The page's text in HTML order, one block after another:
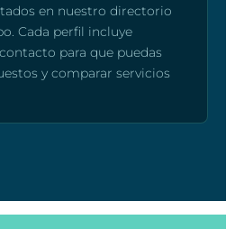
en nuestro directorio
Cada perfil incluye
para que puedas
y comparar servicios